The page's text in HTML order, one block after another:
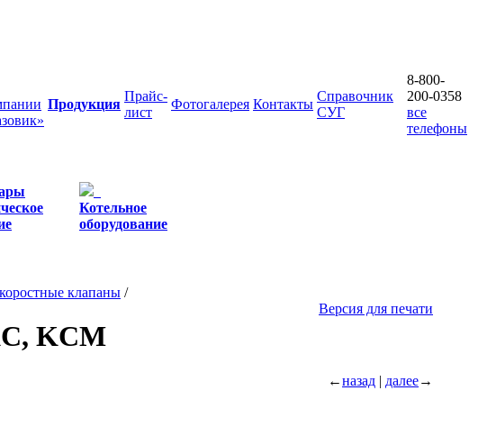
Продукция
Прайс-
лист
Фотогалерея Контакты
Справочник
СУГ
8-800-
200-0358
все
телефоны
Котельное
оборудование
клапаны /
Версия для печати
KCM
←назад | далее→